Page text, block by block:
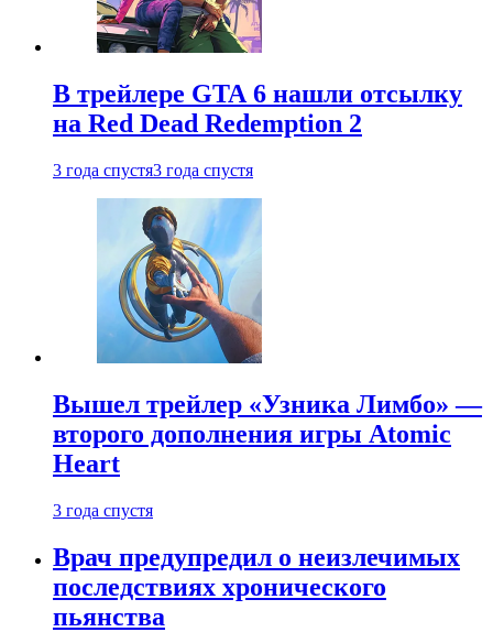
В трейлере GTA 6 нашли отсылку
на Red Dead Redemption 2
3 года спустя3 года спустя
Вышел трейлер «Узника Лимбо» —
второго дополнения игры Atomic
Heart
3 года спустя
Врач предупредил о неизлечимых
последствиях хронического
пьянства